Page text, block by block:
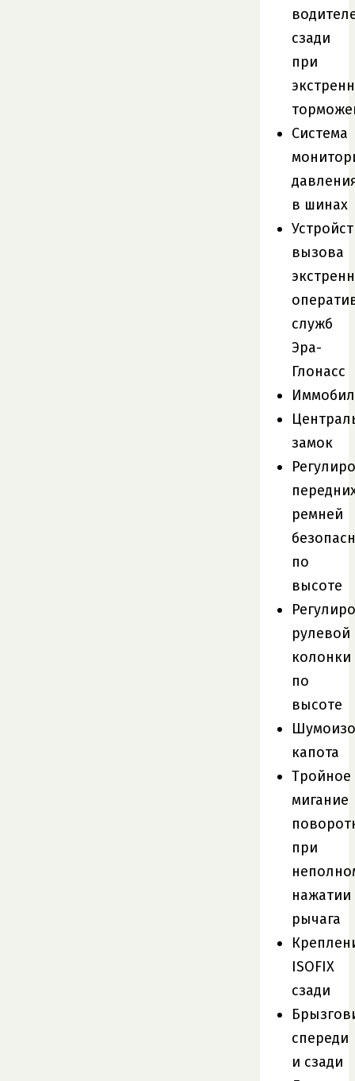
сзади
при
Система
в шинах
вызова
служб
Эра-
Глонасс
замок
ремней
по
высоте
рулевой
колонки
по
высоте
капота
Тройное
мигание
при
нажатии
рычага
ISOFIX
сзади
спереди
и сзади